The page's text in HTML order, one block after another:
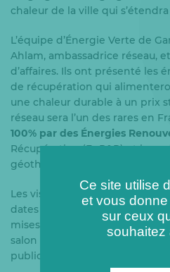
chaleur de la ville qui
L’équipe d’Énergie Verte de
Ahlam, ambassadrice réseau,
d’affaires. Ils ont présenté les
de récupération qui
une chaleur durable à un prix
réseau sera l’un des rares en
100% par des Énergies
Récupération (EnR&R) et le
géothermie et une STEP.
Les visiteurs ont aussi pu
dates clés et le planning du
mises en service et les
salon est une occasion idéale
public.
Ce site utilise
et vous
sur ceux
souhaitez